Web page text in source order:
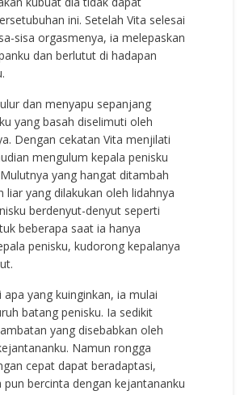
ini. Setelah Vita selesai
sisa orgasmenya, ia melepaskan
dan berlutut di hadapan
dan menyapu sepanjang
yang basah diselimuti oleh
Dengan cekatan Vita menjilati
mengulum kepala penisku
yang hangat ditambah
liar yang dilakukan oleh lidahnya
berdenyut-denyut seperti
beberapa saat ia hanya
penisku, kudorong kepalanya
yang kuinginkan, ia mulai
batang penisku. Ia sedikit
yang disebabkan oleh
Namun rongga
cepat dapat beradaptasi,
pun bercinta dengan kejantananku